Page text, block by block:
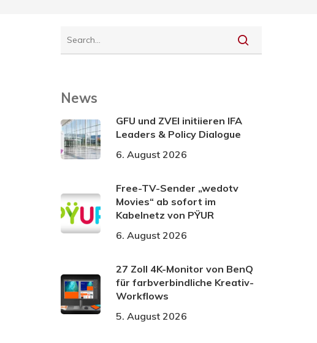
News
GFU und ZVEI initiieren IFA
Leaders & Policy Dialogue
6. August 2026
Free-TV-Sender „wedotv
Movies“ ab sofort im
Kabelnetz von PŸUR
6. August 2026
27 Zoll 4K-Monitor von BenQ
für farbverbindliche Kreativ-
Workflows
5. August 2026